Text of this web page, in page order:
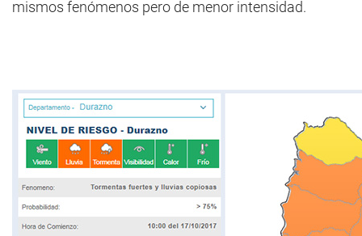
mismos fenómenos pero de menor intensidad.